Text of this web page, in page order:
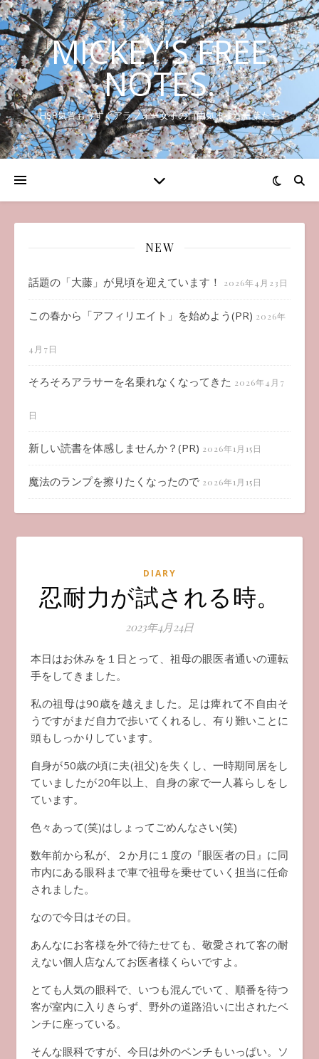
MICKEY'S FREE
NOTES.
HSP気質もうすぐアラフォー女子の自由気ままな言葉たち
NEW
話題の「大藤」が見頃を迎えています！ 2026年4月23日
この春から「アフィリエイト」を始めよう(PR) 2026年
4月7日
そろそろアラサーを名乗れなくなってきた 2026年4月7
日
新しい読書を体感しませんか？(PR) 2026年1月15日
魔法のランプを擦りたくなったので 2026年1月15日
DIARY
忍耐力が試される時。
2023年4月24日
本日はお休みを１日とって、祖母の眼医者通いの運転
手をしてきました。
私の祖母は90歳を越えました。足は痺れて不自由そ
うですがまだ自力で歩いてくれるし、有り難いことに
頭もしっかりしています。
自身が50歳の頃に夫(祖父)を失くし、一時期同居をし
ていましたが20年以上、自身の家で一人暮らしをし
ています。
色々あって(笑)はしょってごめんなさい(笑)
数年前から私が、２か月に１度の『眼医者の日』に同
市内にある眼科まで車で祖母を乗せていく担当に任命
されました。
なので今日はその日。
あんなにお客様を外で待たせても、敬愛されて客の耐
えない個人店なんてお医者様くらいですよ。
とても人気の眼科で、いつも混んでいて、順番を待つ
客が室内に入りきらず、野外の道路沿いに出されたベ
ンチに座っている。
そんな眼科ですが、今日は外のベンチもいっぱい。ソ